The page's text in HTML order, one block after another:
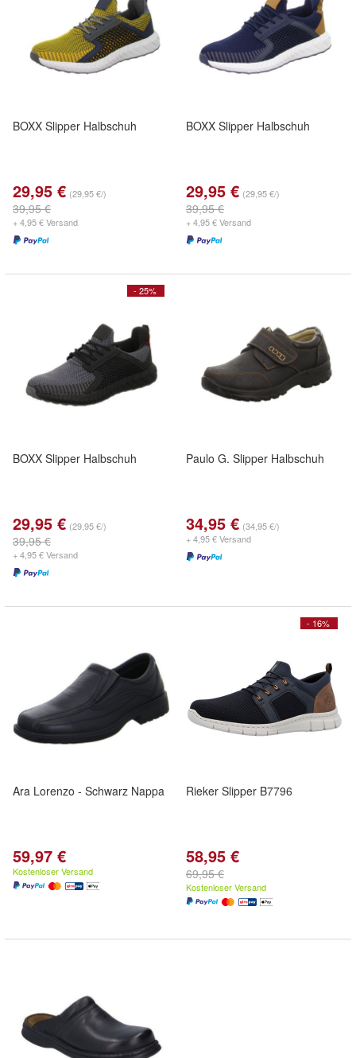
BOXX Slipper Halbschuh
29,95 € (29,95 €/)
39,95 €
+ 4,95 € Versand
BOXX Slipper Halbschuh
29,95 € (29,95 €/)
39,95 €
+ 4,95 € Versand
- 25%
BOXX Slipper Halbschuh
29,95 € (29,95 €/)
39,95 €
+ 4,95 € Versand
Paulo G. Slipper Halbschuh
34,95 € (34,95 €/)
+ 4,95 € Versand
Ara Lorenzo - Schwarz Nappa
59,97 €
Kostenloser Versand
- 16%
Rieker Slipper B7796
58,95 €
69,95 €
Kostenloser Versand